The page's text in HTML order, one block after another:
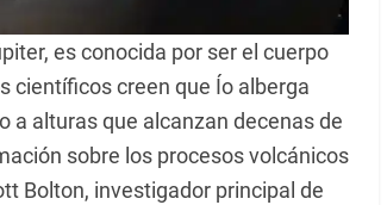
es conocida por ser el cuerpo
científicos creen que Ío alberga
a alturas que alcanzan decenas de
sobre los procesos volcánicos
Bolton, investigador principal de